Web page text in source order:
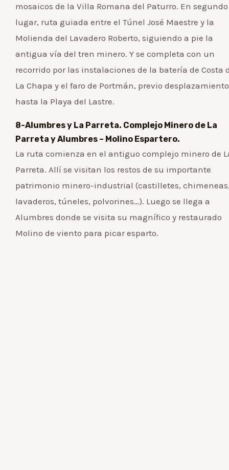
mosaicos de la Villa Romana del Paturro. En segundo
lugar, ruta guiada entre el Túnel José Maestre y la
Molienda del Lavadero Roberto, siguiendo a pie la
antigua vía del tren minero. Y se completa con un
recorrido por las instalaciones de la batería de Costa
La Chapa y el faro de Portmán, previo desplazamiento
hasta la Playa del Lastre.
8-Alumbres y La Parreta. Complejo Minero de La
Parreta y Alumbres – Molino Espartero.
La ruta comienza en el antiguo complejo minero de
Parreta. Allí se visitan los restos de su importante
patrimonio minero-industrial (castilletes,
lavaderos, túneles, polvorines…). Luego se llega a
Alumbres donde se visita su magnífico y restaurado
Molino de viento para picar esparto.